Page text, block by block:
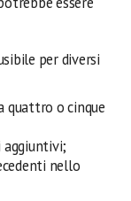
per diversi
quattro o cinque
aggiuntivi;
nello